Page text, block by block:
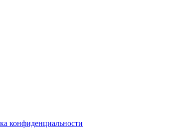
конфиденциальности